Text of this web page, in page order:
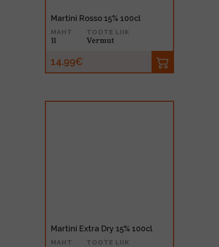
Martini Rosso 15% 100cl
MAHT
1l
TOOTE LIIK
Vermut
14.99€
Martini Extra Dry 15% 100cl
MAHT
TOOTE LIIK